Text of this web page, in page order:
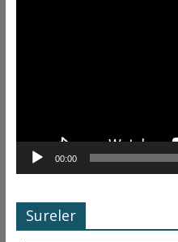
00:00
Sureler